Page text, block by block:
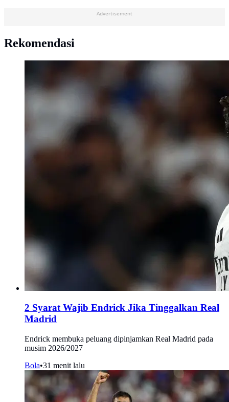
Advertisement
Rekomendasi
2 Syarat Wajib Endrick Jika Tinggalkan Real
Madrid
Endrick membuka peluang dipinjamkan Real Madrid pada
musim 2026/2027
Bola•31 menit lalu